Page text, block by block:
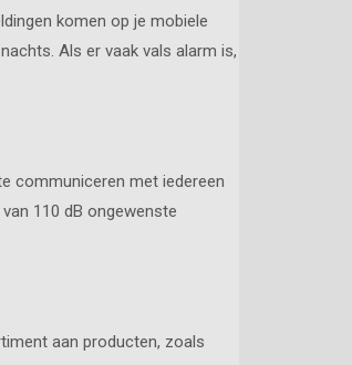
komen op je mobiele
Als er vaak vals alarm is,
communiceren met iedereen
110 dB ongewenste
aan producten, zoals